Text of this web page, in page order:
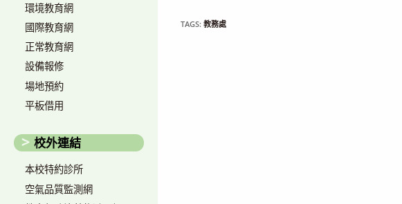
TAGS:教務處
環境教育網
國際教育網
正常教育網
設備報修
場地預約
平板借用
校外連結
本校特約診所
空氣品質監測網